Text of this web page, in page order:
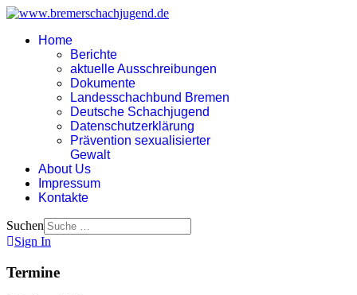
Home
Berichte
aktuelle Ausschreibungen
Dokumente
Landesschachbund Bremen
Deutsche Schachjugend
Datenschutzerklärung
Prävention sexualisierter
Gewalt
About Us
Impressum
Kontakte
Suchen
Sign In
Termine